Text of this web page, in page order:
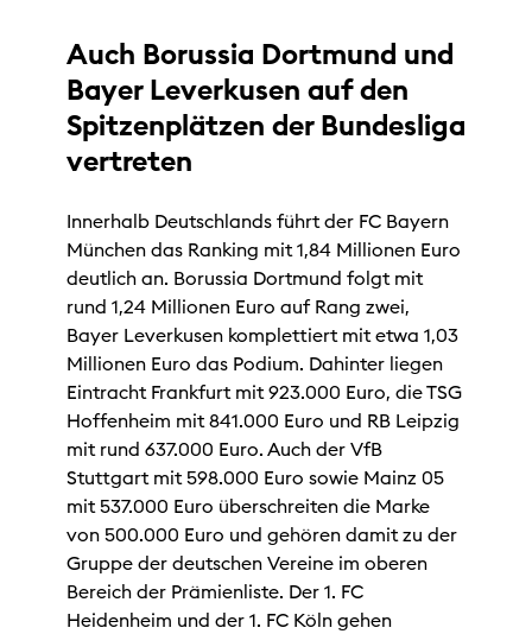
Auch Borussia Dortmund und
Bayer Leverkusen auf den
Spitzenplätzen der Bundesliga
vertreten
Innerhalb Deutschlands führt der FC Bayern
München das Ranking mit 1,84 Millionen Euro
deutlich an. Borussia Dortmund folgt mit
rund 1,24 Millionen Euro auf Rang zwei,
Bayer Leverkusen komplettiert mit etwa 1,03
Millionen Euro das Podium. Dahinter liegen
Eintracht Frankfurt mit 923.000 Euro, die TSG
Hoffenheim mit 841.000 Euro und RB Leipzig
mit rund 637.000 Euro. Auch der VfB
Stuttgart mit 598.000 Euro sowie Mainz 05
mit 537.000 Euro überschreiten die Marke
von 500.000 Euro und gehören damit zu der
Gruppe der deutschen Vereine im oberen
Bereich der Prämienliste. Der 1. FC
Heidenheim und der 1. FC Köln gehen